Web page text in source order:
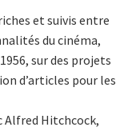
et suivis entre
du cinéma,
sur des projets
d’articles pour les
Alfred Hitchcock,